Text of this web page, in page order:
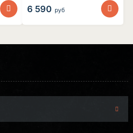
6 590 руб